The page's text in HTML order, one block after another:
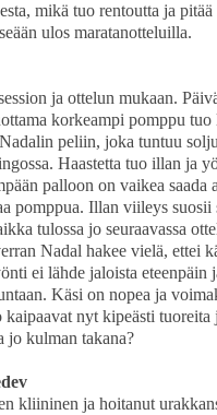
mikä tuo rentoutta ja
ulos maratanotteluilla.
ja ottelun mukaan.
korkeampi pomppu tuo
peliin, joka tuntuu
Haastetta tuo illan ja
palloon on vaikea saada
pomppua. Illan viileys suosii
tulossa jo seuraavassa
Nadal hakee vielä, ettei
ei lähde jaloista eteenpäin
Käsi on nopea ja
kaipaavat nyt kipeästi
jo kulman takana?
kliininen ja hoitanut